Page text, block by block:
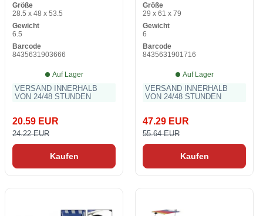
Textilene 51 x 37 x 54 cm
Größe
28.5 x 48 x 53.5
Gewicht
6.5
Barcode
8435631903666
Auf Lager
VERSAND INNERHALB
VON 24/48 STUNDEN
20.59 EUR
24.22 EUR
Kaufen
Größe
29 x 61 x 79
Gewicht
6
Barcode
8435631901716
Auf Lager
VERSAND INNERHALB
VON 24/48 STUNDEN
47.29 EUR
55.64 EUR
Kaufen